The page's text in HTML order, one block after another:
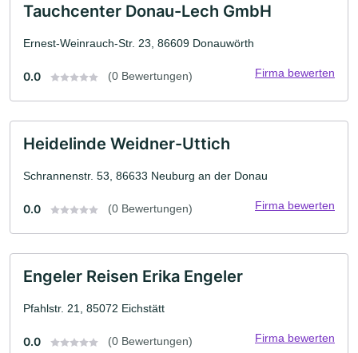
Tauchcenter Donau-Lech GmbH
Ernest-Weinrauch-Str. 23, 86609 Donauwörth
0.0 (0 Bewertungen) Firma bewerten
Heidelinde Weidner-Uttich
Schrannenstr. 53, 86633 Neuburg an der Donau
0.0 (0 Bewertungen) Firma bewerten
Engeler Reisen Erika Engeler
Pfahlstr. 21, 85072 Eichstätt
0.0 (0 Bewertungen) Firma bewerten